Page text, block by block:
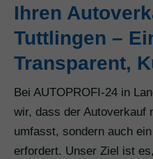
Ihren
Tuttlingen –
Transparent,
Bei AUTOPROFI-24 in
wir, dass der Autoverkauf
umfasst, sondern auch
erfordert. Unser Ziel ist